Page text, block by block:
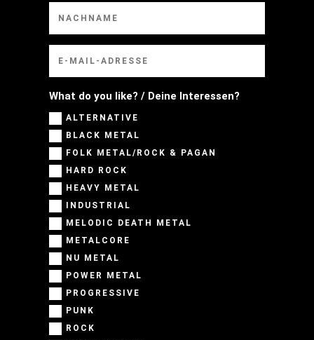
What do you like? / Deine Interessen?
ALTERNATIVE
BLACK METAL
FOLK METAL/ROCK & PAGAN
HARD ROCK
HEAVY METAL
INDUSTRIAL
MELODIC DEATH METAL
METALCORE
NU METAL
POWER METAL
PROGRESSIVE
PUNK
ROCK